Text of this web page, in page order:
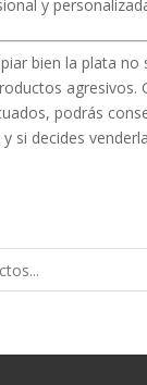
y
bien la plata
agresivos.
podrás
si decides